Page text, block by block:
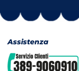
Assistenza